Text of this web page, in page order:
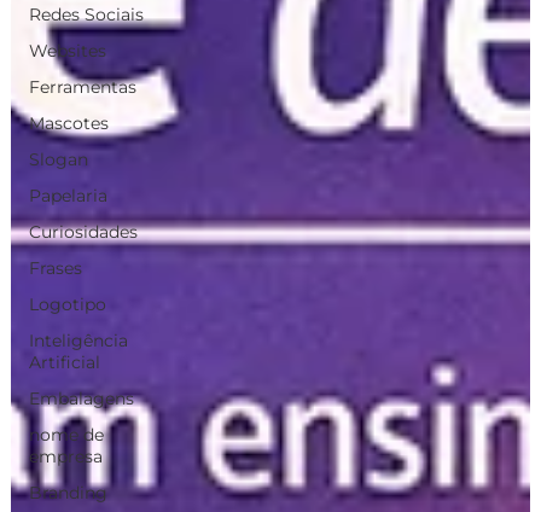
Redes Sociais
Websites
Ferramentas
Mascotes
Slogan
Papelaria
Curiosidades
Frases
Logotipo
Inteligência
Artificial
Embalagens
nome de
empresa
Branding